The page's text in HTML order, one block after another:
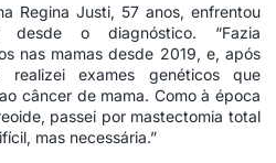
Regina Justi, 57 anos, enfrentou
desde o diagnóstico. “Fazia
nas mamas desde 2019, e, após
realizei exames genéticos que
câncer de mama. Como à época
passei por mastectomia total
mas necessária.”